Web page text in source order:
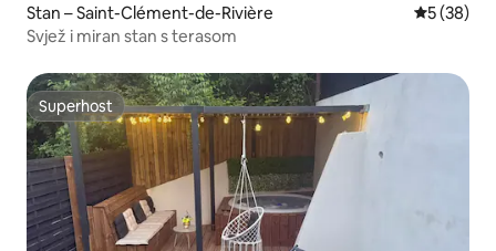
Stan – Saint-Clément-de-Rivière Prosječna
5 (38)
Svjež i miran stan s terasom
Superhost
Superhost